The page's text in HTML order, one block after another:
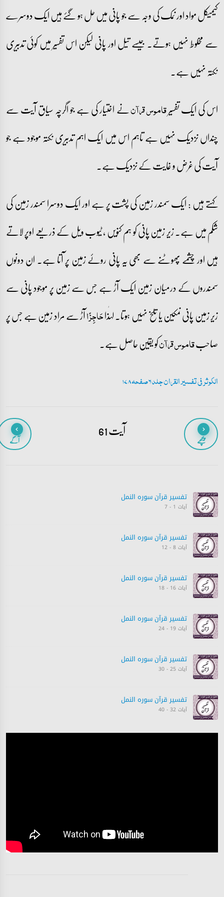
کیمیکل مواد اور نمک کی وجہ سے جو پانی میں حل ہو گئے ہیں ایک دوسرے
سے مخلوط نہیں ہوتے۔ جیسے تیل اور پانی لیکن اس تفسیر میں کوئی تدبیری
نکتہ نہیں ہے۔
اس کی ایک تفسیرقاموس قرآننے اختیار کی ہے جو اگرچہ سیاق آیت سے
چنداں نزدیک نہیں ہے تاہم اس میں ایک اہم تدبیری نکتہ موجود ہے جو
آیت کی غرض و غایت کے نزدیک ہے۔
کہتے ہیں : ایک سمندر زمین کی پشت پر ہے اور ایک دوسرا سمندر زمین کی
شکم میں ہے۔ زیر زمین پانی کو ہم کنویں ، ٹیوب ویل کے ذریعے اوپر لاتے
ہیں اور چشمے پھوٹنے سے بھی یہ پانی روئے زمین پر آتا ہے۔ ان دونوں
سمندروں کے درمیان زمین ایک آڑ ہے جس سے زمین پر موجود پانی سے
زیر زمین پانی نمکین یا تلخ نہیں ہوتا۔ لہٰذاحَاجِزًاآڑ سے مراد زمین ہے جس پر
صاحبقاموس قرآنکو یقین حاصل ہے۔
الکوثر فی تفسیر القران جلد 6 صفحہ 178
پیچھے آیت 61 آگے
تفسیر قرآن سورہ ‎النمل
آیات 1 - 7
تفسیر قرآن سورہ ‎النمل
آیات 8 - 12
تفسیر قرآن سورہ ‎النمل
آیات 16 - 18
تفسیر قرآن سورہ ‎النمل
آیات 19 - 24
تفسیر قرآن سورہ ‎النمل
آیات 25 - 30
تفسیر قرآن سورہ ‎النمل
آیات 32 - 40